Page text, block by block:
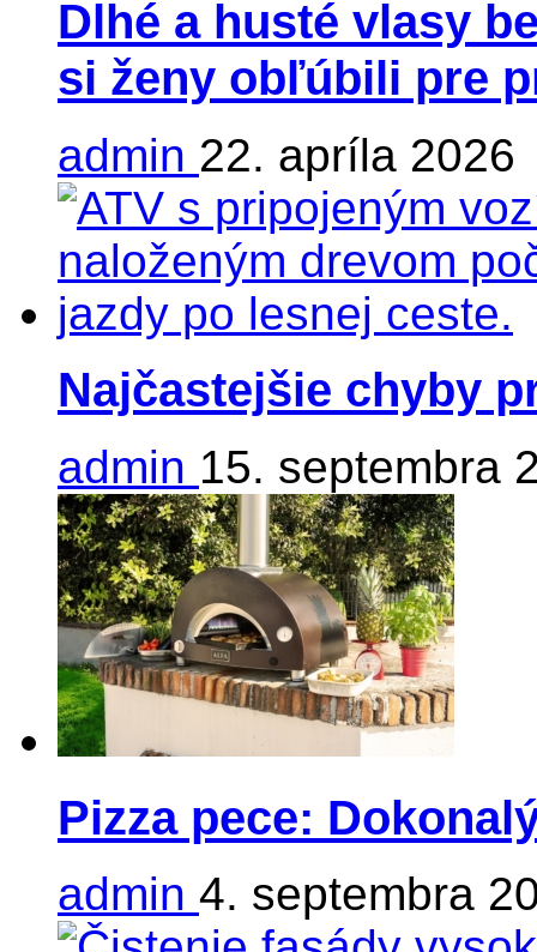
Dlhé a husté vlasy
si ženy obľúbili pre
admin 22. apríla 2026
Najčastejšie chyby
admin 15. septembra
Pizza pece:
admin 4. septembra